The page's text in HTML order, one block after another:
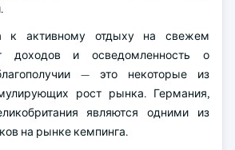
к активному отдыху на свежем
доходов и осведомленность о
— это некоторые из
рост рынка. Германия,
являются одними из
на рынке кемпинга.